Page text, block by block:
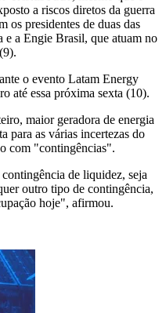
a riscos diretos da guerra
os presidentes de duas das
e a Engie Brasil, que atuam no
o evento Latam Energy
até essa próxima sexta (10).
maior geradora de energia
para as várias incertezas do
com "contingências".
de liquidez, seja
outro tipo de contingência,
hoje", afirmou.